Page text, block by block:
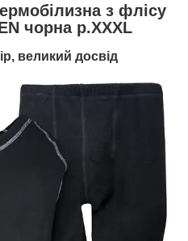
з флісу
чорна р.XXXL
великий досвід